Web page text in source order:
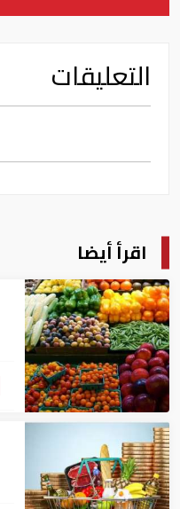
التعليقات
اقرأ أيضا